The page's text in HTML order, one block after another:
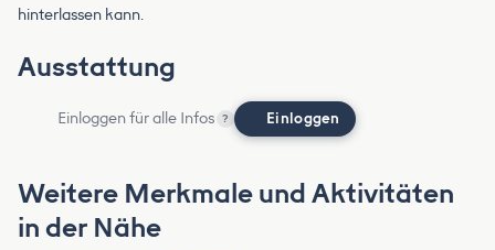
hinterlassen kann.
Ausstattung
Einloggen für alle Infos ? Einloggen
Weitere Merkmale und Aktivitäten
in der Nähe